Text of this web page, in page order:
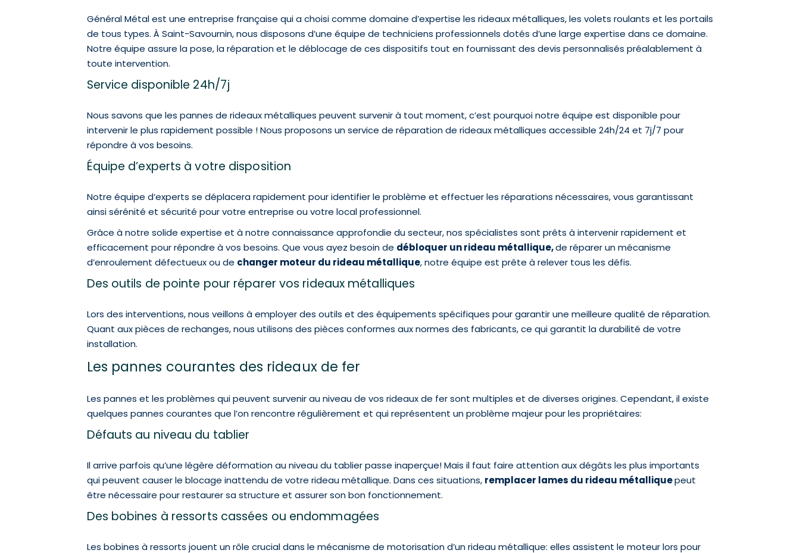
Général Métal est une entreprise française qui a choisi comme domaine d’expertise les rideaux métalliques, les volets roulants et les portails
de tous types. À Saint-Savournin, nous disposons d’une équipe de techniciens professionnels dotés d’une large expertise dans ce domaine.
Notre équipe assure la pose, la réparation et le déblocage de ces dispositifs tout en fournissant des devis personnalisés préalablement à
toute intervention.
Service disponible 24h/7j
Nous savons que les pannes de rideaux métalliques peuvent survenir à tout moment, c’est pourquoi notre équipe est disponible pour
intervenir le plus rapidement possible ! Nous proposons un service de réparation de rideaux métalliques accessible 24h/24 et 7j/7 pour
répondre à vos besoins.
Équipe d’experts à votre disposition
Notre équipe d’experts se déplacera rapidement pour identifier le problème et effectuer les réparations nécessaires, vous garantissant
ainsi sérénité et sécurité pour votre entreprise ou votre local professionnel.
Grâce à notre solide expertise et à notre connaissance approfondie du secteur, nos spécialistes sont prêts à intervenir rapidement et
efficacement pour répondre à vos besoins. Que vous ayez besoin de débloquer un rideau métallique,de réparer un mécanisme
d’enroulement défectueux ou de changer moteur du rideau métallique, notre équipe est prête à relever tous les défis.
Des outils de pointe pour réparer vos rideaux métalliques
Lors des interventions, nous veillons à employer des outils et des équipements spécifiques pour garantir une meilleure qualité de réparation.
Quant aux pièces de rechanges, nous utilisons des pièces conformes aux normes des fabricants, ce qui garantit la durabilité de votre
installation.
Les pannes courantes des rideaux de fer
Les pannes et les problèmes qui peuvent survenir au niveau de vos rideaux de fer sont multiples et de diverses origines. Cependant, il existe
quelques pannes courantes que l’on rencontre régulièrement et qui représentent un problème majeur pour les propriétaires:
Défauts au niveau du tablier
Il arrive parfois qu’une légère déformation au niveau du tablier passe inaperçue! Mais il faut faire attention aux dégâts les plus importants
qui peuvent causer le blocage inattendu de votre rideau métallique. Dans ces situations, remplacer lames du rideau métalliquepeut
être nécessaire pour restaurer sa structure et assurer son bon fonctionnement.
Des bobines à ressorts cassées ou endommagées
Les bobines à ressorts jouent un rôle crucial dans le mécanisme de motorisation d’un rideau métallique: elles assistent le moteur lors pour